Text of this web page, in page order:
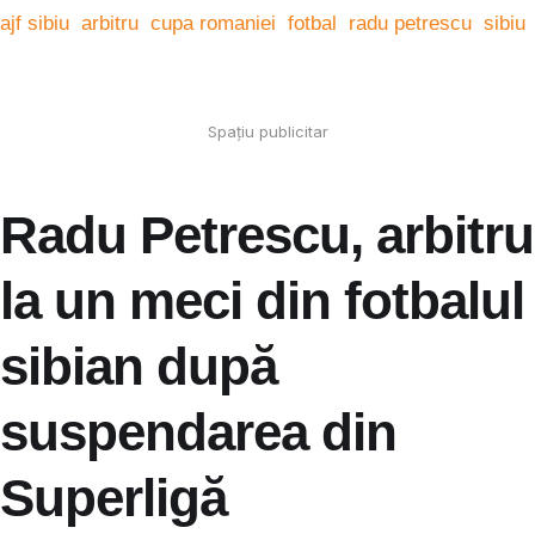
ajf sibiu arbitru cupa romaniei fotbal radu petrescu sibiu
Spațiu publicitar
Radu Petrescu, arbitru
la un meci din fotbalul
sibian după
suspendarea din
Superligă